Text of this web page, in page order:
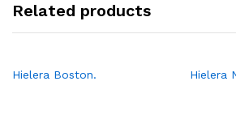
Related products
Hielera Boston. Hielera